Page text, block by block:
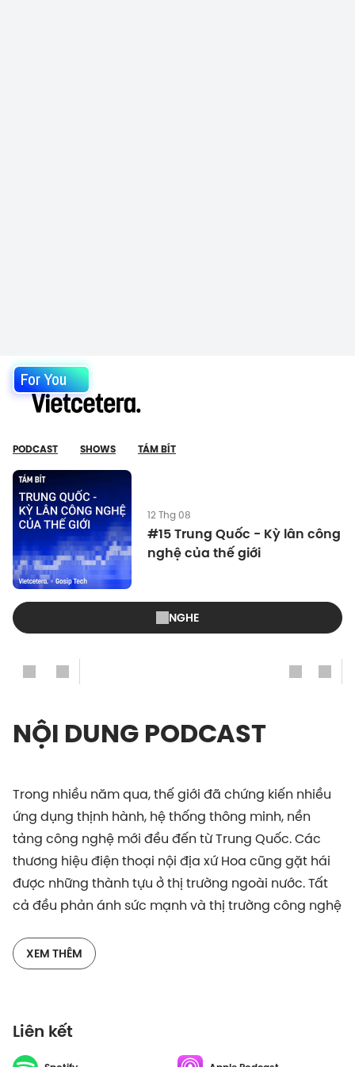
For You
PODCAST SHOWS TÁM BÍT
12 Thg 08
#15 Trung Quốc - Kỳ lân công
nghệ của thế giới
NGHE
NỘI DUNG PODCAST
Trong nhiều năm qua, thế giới đã chứng kiến nhiều
ứng dụng thịnh hành, hệ thống thông minh, nền
tảng công nghệ mới đều đến từ Trung Quốc. Các
thương hiệu điện thoại nội địa xứ Hoa cũng gặt hái
được những thành tựu ở thị trường ngoài nước. Tất
cả đều phản ánh sức mạnh và thị trường công nghệ
nền công nghệ Trung Quốc phát triển nhanh chóng
như vậy?
Tám Bít. Tiki là sàn thương mại điện tử uy tín hàng
đầu Việt Nam theo khảo sát mới nhất từ Nielsen
XEM THÊM
Liên kết